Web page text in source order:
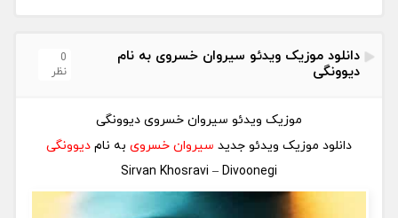
دانلود موزیک ویدئو سیروان خسروی به نام
دیوونگی
0
نظر
موزیک ویدئو سیروان خسروی دیوونگی
دانلود موزیک ویدئو جدید سیروان خسروی به نام دیوونگی
Sirvan Khosravi – Divoonegi